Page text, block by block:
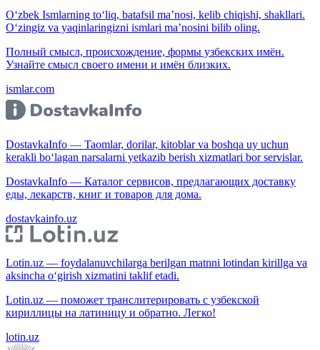
O‘zbek Ismlarning to‘liq, batafsil ma’nosi, kelib chiqishi, shakllari.
O‘zingiz va yaqinlaringizni ismlari ma’nosini bilib oling.
Полный смысл, происхождение, формы узбекских имён.
Узнайте смысл своего имени и имён близких.
ismlar.com
DostavkaInfo — Taomlar, dorilar, kitoblar va boshqa uy uchun
kerakli bo‘lagan narsalarni yetkazib berish xizmatlari bor servislar.
DostavkaInfo — Каталог сервисов, предлагающих доставку
еды, лекарств, книг и товаров для дома.
dostavkainfo.uz
Lotin.uz — foydalanuvchilarga berilgan matnni lotindan kirillga va
aksincha o‘girish xizmatini taklif etadi.
Lotin.uz — поможет транслитерировать с узбекской
кириллицы на латиницу и обратно. Легко!
lotin.uz